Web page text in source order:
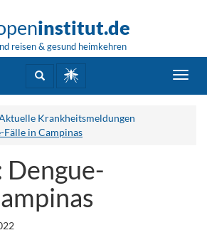
institut.de
reisen & gesund heimkehren
Krankheitsmeldungen
Fälle in Campinas
Dengue-